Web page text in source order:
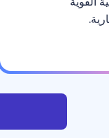
استكشف